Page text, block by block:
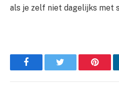
als je zelf niet dagelijks met
Facebook